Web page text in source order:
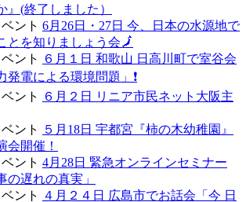
』(終了しました）
ント 6月26日・27日 今、日本の水源地で
とを知りましょう会🗾
ント
６月１日 和歌山 日高川町で室谷会
発電による環境問題」❗
ント
６月２日 リニア市民ネット大阪主
ント
５月18日 宇都宮『柿の木幼稚園』
会開催！
ント 4月28日 緊急オンラインセミナー
の遅れの真実」
ント
４月２４日 広島市でお話会「今 日